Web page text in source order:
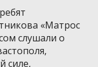
«Матрос
слушали о
силе,